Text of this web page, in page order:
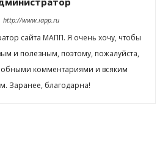
http://www.iapp.ru
сайта МАПП. Я очень хочу, чтобы
и полезным, поэтому, пожалуйста,
комментариями и всяким
Заранее, благодарна!